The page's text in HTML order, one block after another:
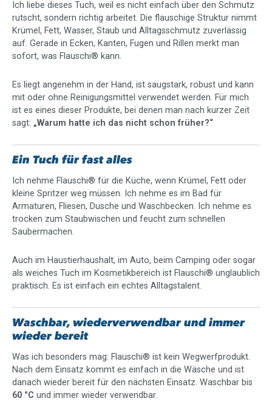
Ich liebe dieses Tuch, weil es nicht einfach über den Schmutz
rutscht, sondern richtig arbeitet. Die flauschige Struktur nimmt
Krümel, Fett, Wasser, Staub und Alltagsschmutz zuverlässig
auf. Gerade in Ecken, Kanten, Fugen und Rillen merkt man
sofort, was Flauschi® kann.
Es liegt angenehm in der Hand, ist saugstark, robust und kann
mit oder ohne Reinigungsmittel verwendet werden. Für mich
ist es eines dieser Produkte, bei denen man nach kurzer Zeit
sagt: „Warum hatte ich das nicht schon früher?“
Ein Tuch für fast alles
Ich nehme Flauschi® für die Küche, wenn Krümel, Fett oder
kleine Spritzer weg müssen. Ich nehme es im Bad für
Armaturen, Fliesen, Dusche und Waschbecken. Ich nehme es
trocken zum Staubwischen und feucht zum schnellen
Saubermachen.
Auch im Haustierhaushalt, im Auto, beim Camping oder sogar
als weiches Tuch im Kosmetikbereich ist Flauschi® unglaublich
praktisch. Es ist einfach ein echtes Alltagstalent.
Waschbar, wiederverwendbar und immer
wieder bereit
Was ich besonders mag: Flauschi® ist kein Wegwerfprodukt.
Nach dem Einsatz kommt es einfach in die Wäsche und ist
danach wieder bereit für den nächsten Einsatz. Waschbar bis
60 °C und immer wieder verwendbar.